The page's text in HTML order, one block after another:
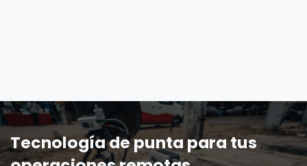
Tecnología de punta para tus